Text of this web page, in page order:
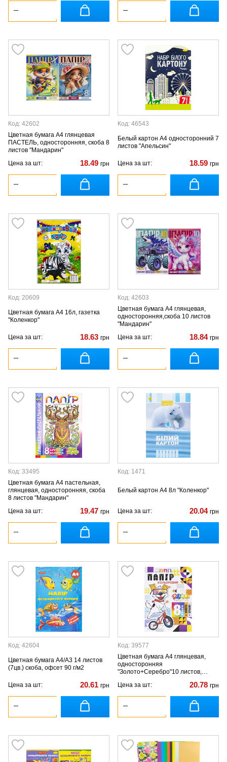
Код: 42602
Цветная бумага А4 глянцевая
ПАСТЕЛЬ, односторонняя, скоба 8
листов "Мандарин"
Цена за шт:
18.49 грн
Код: 46543
Белый картон А4 односторонний 7
листов "Апельсин"
Цена за шт: 18.59 грн
Код: 20609
Цветная бумага А4 16л, газетка
"Коленкор"
Цена за шт: 18.63 грн
Код: 42603
Цветная бумага А4 глянцевая,
односторонняя,скоба 10 листов
"Мандарин"
Цена за шт:
18.84 грн
Код: 33495
Цветная бумага А4 пастельная,
глянцевая, односторонняя, скоба
8 листов "Мандарин"
Цена за шт:
19.47 грн
Код: 1471
Белый картон А4 8л "Коленкор"
Цена за шт: 20.04 грн
Код: 42604
Цветная бумага А4/А3 14 листов
(7цв.) скоба, офсет 90 г/м2
Цена за шт: 20.61 грн
Код: 39577
Цветная бумага А4 глянцевая,
односторонняя
"Золото+Серебро"10 листов,
Цена за шт: 20.78 грн